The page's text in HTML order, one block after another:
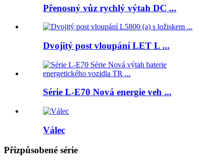
Přenosný vůz rychlý výtah DC ...
Dvojitý post vloupání LET L ...
Série L-E70 Nová energie veh ...
Válec
Přizpůsobené série